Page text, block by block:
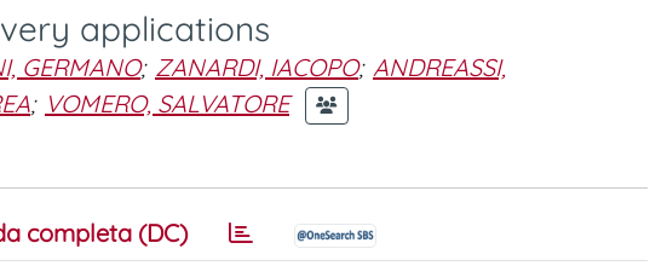
applications
GERMANO; ZANARDI, IACOPO; ANDREASSI,
; VOMERO, SALVATORE
completa (DC)